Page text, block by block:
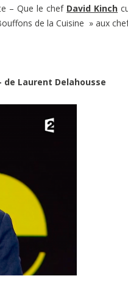
– Que le chef David Kinch
de la Cuisine » aux
de Laurent Delahousse